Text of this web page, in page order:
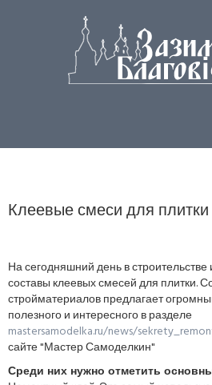
Клеевые смеси для плитки
На сегодняшний день в
составы клеевых смесей для плитки.
стройматериалов предлагает
полезного и интересного в разделе
mastersamodelka.ru/news/
сайте "Мастер Самоделкин"
Среди них нужно отметить